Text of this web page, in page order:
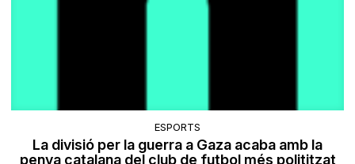
ESPORTS
La divisió per la guerra a Gaza acaba amb la
penya catalana del club de futbol més polititzat